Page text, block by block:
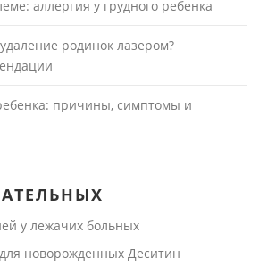
аллергия у грудного ребенка
родинок лазером?
причины, симптомы и
у лежачих больных
новорожденных Деситин